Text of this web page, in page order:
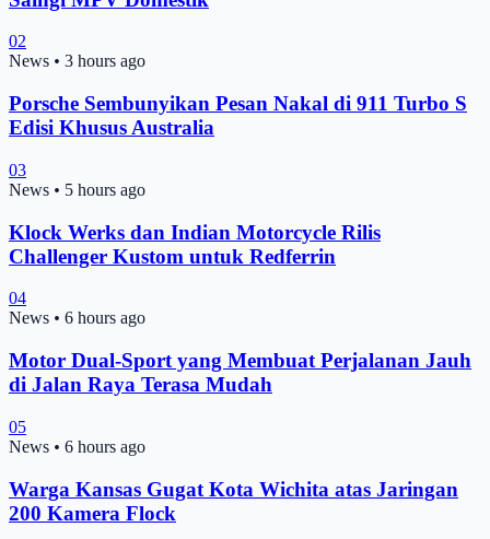
02
News • 3 hours ago
Porsche Sembunyikan Pesan Nakal di 911 Turbo S
Edisi Khusus Australia
03
News • 5 hours ago
Klock Werks dan Indian Motorcycle Rilis
Challenger Kustom untuk Redferrin
04
News • 6 hours ago
Motor Dual-Sport yang Membuat Perjalanan Jauh
di Jalan Raya Terasa Mudah
05
News • 6 hours ago
Warga Kansas Gugat Kota Wichita atas Jaringan
200 Kamera Flock